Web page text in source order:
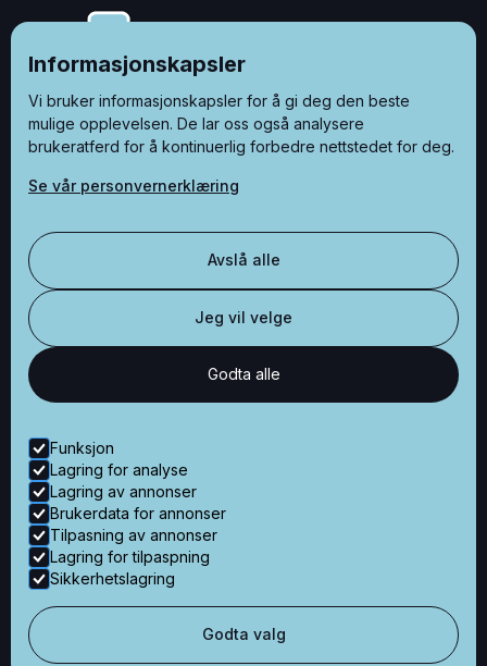
Informasjonskapsler
Vi bruker informasjonskapsler for å gi deg den beste
mulige opplevelsen. De lar oss også analysere
brukeratferd for å kontinuerlig forbedre nettstedet for deg.
Se vår personvernerklæring
Avslå alle
Jeg vil velge
Godta alle
Funksjon
Lagring for analyse
Lagring av annonser
Brukerdata for annonser
Tilpasning av annonser
Lagring for tilpaspning
Sikkerhetslagring
Godta valg
Kontaktinformasjon
post@nyetillen.no
© Alle rettigheter – Nye Tillen AS
Nettside levert av Horn Media